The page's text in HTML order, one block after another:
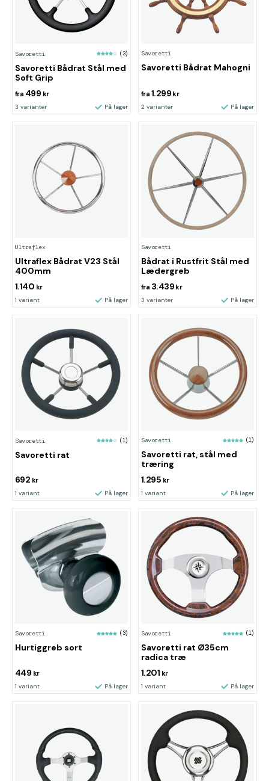
Savoretti (3)
Savoretti Bådrat Stål med
Soft Grip
fra 499 kr
3 varianter På lager
Savoretti
Savoretti Bådrat Mahogni
fra 1.299 kr
2 varianter På lager
Ultraflex
Ultraflex Bådrat V23 Stål
400mm
1.140 kr
1 variant På lager
Savoretti
Bådrat i Rustfrit Stål med
Lædergreb
fra 3.439 kr
3 varianter På lager
Savoretti (1)
Savoretti rat
692 kr
1 variant På lager
Savoretti (1)
Savoretti rat, stål med
træring
1.295 kr
1 variant På lager
Savoretti (3)
Hurtiggreb sort
449 kr
1 variant På lager
Savoretti (1)
Savoretti rat Ø35cm
radica træ
1.201 kr
1 variant På lager